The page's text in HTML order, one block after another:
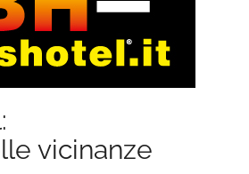
vicinanze